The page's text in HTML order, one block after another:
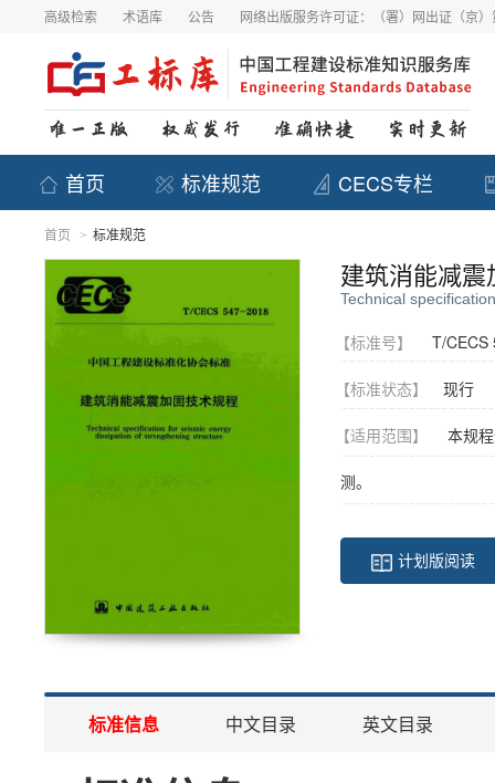
高级检索 术语库 公告 网络出版服务许可证：（署）网出证（京
首页 标准规范 CECS专栏
首页 > 标准规范
建筑消能减
Technical
【标准号】 T/CECS
【标准状态】 现行
【适用范围】 本规
测。
计划版阅读
标准信息 中文目录 英文目录